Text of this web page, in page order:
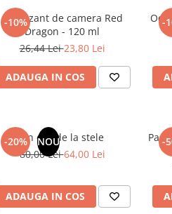
-10%
Odorizant de camera Red
Dragon - 120 ml
26,44 Lei23,80 Lei
ADAUGA IN COS
-
-20% NOU
Un dar de la stele
80,00 Lei64,00 Lei
ADAUGA IN COS
-